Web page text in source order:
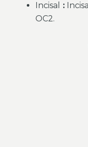
Incisal
:
OC2.